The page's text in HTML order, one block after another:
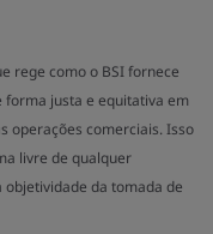
rege como o BSI fornece
justa e equitativa em
operações comerciais. Isso
livre de qualquer
da tomada de